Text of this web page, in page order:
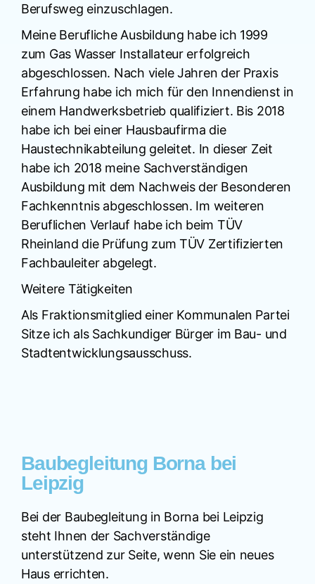
Berufsweg einzuschlagen.
Meine Berufliche Ausbildung habe ich 1999
zum Gas Wasser Installateur erfolgreich
abgeschlossen. Nach viele Jahren der Praxis
Erfahrung habe ich mich für den Innendienst in
einem Handwerksbetrieb qualifiziert. Bis 2018
habe ich bei einer Hausbaufirma die
Haustechnikabteilung geleitet. In dieser Zeit
habe ich 2018 meine Sachverständigen
Ausbildung mit dem Nachweis der Besonderen
Fachkenntnis abgeschlossen. Im weiteren
Beruflichen Verlauf habe ich beim TÜV
Rheinland die Prüfung zum TÜV Zertifizierten
Fachbauleiter abgelegt.
Weitere Tätigkeiten
Als Fraktionsmitglied einer Kommunalen Partei
Sitze ich als Sachkundiger Bürger im Bau- und
Stadtentwicklungsausschuss.
Baubegleitung Borna bei
Leipzig
Bei der Baubegleitung in Borna bei Leipzig
steht Ihnen der Sachverständige
unterstützend zur Seite, wenn Sie ein neues
Haus errichten.